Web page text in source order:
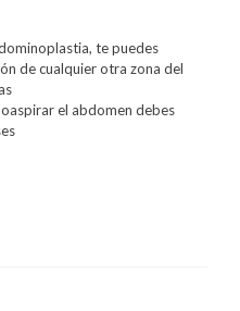
te puedes
de cualquier otra zona del
el abdomen debes